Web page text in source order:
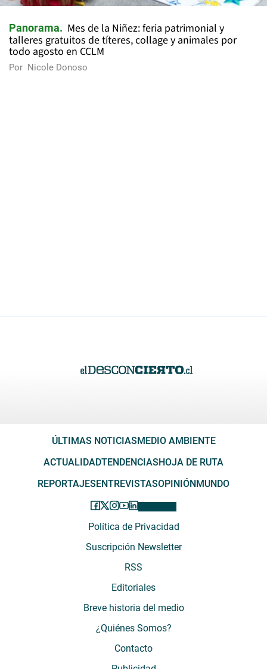
Panorama
Mes de la Niñez: feria patrimonial y
talleres gratuitos de títeres, collage y animales por
todo agosto en CCLM
Por Nicole Donoso
ÚLTIMAS NOTICIAS MEDIO AMBIENTE
ACTUALIDADTENDENCIAS HOJA DE RUTA
REPORTAJES ENTREVISTASOPINIÓN MUNDO
Política de Privacidad
Suscripción Newsletter
RSS
Editoriales
Breve historia del medio
¿Quiénes Somos?
Contacto